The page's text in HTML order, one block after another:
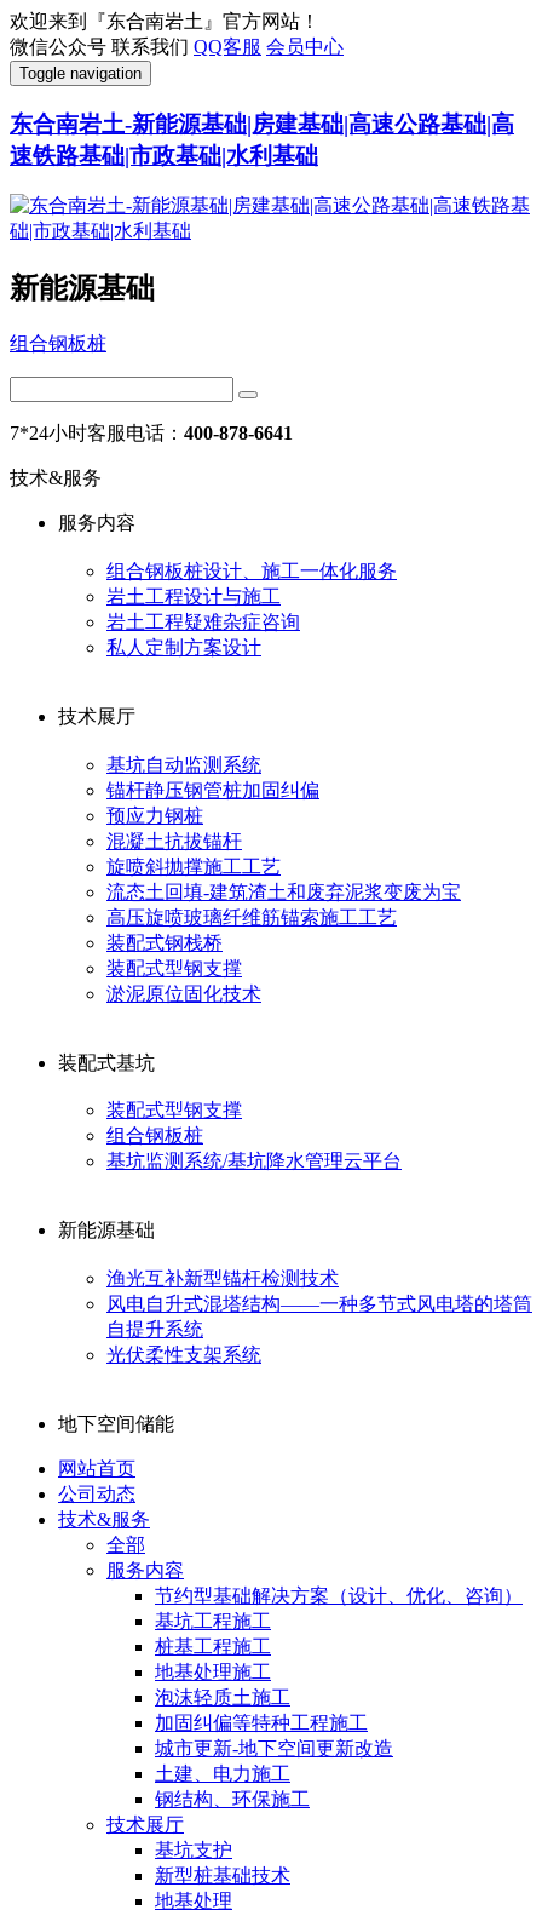
欢迎来到『东合南岩土』官方网站！
微信公众号 联系我们 QQ客服 会员中心
Toggle navigation
东合南岩土-新能源基础|房建基础|高速公路基础|高
速铁路基础|市政基础|水利基础
新能源基础
组合钢板桩
7*24小时客服电话： 400-878-6641
技术&服务
服务内容
组合钢板桩设计、施工一体化服务
岩土工程设计与施工
岩土工程疑难杂症咨询
私人定制方案设计
技术展厅
基坑自动监测系统
锚杆静压钢管桩加固纠偏
预应力钢桩
混凝土抗拔锚杆
旋喷斜抛撑施工工艺
流态土回填-建筑渣土和废弃泥浆变废为宝
高压旋喷玻璃纤维筋锚索施工工艺
装配式钢栈桥
装配式型钢支撑
淤泥原位固化技术
装配式基坑
装配式型钢支撑
组合钢板桩
基坑监测系统/基坑降水管理云平台
新能源基础
渔光互补新型锚杆检测技术
风电自升式混塔结构——一种多节式风电塔的塔筒
自提升系统
光伏柔性支架系统
地下空间储能
网站首页
公司动态
技术&服务
全部
服务内容
节约型基础解决方案（设计、优化、咨询）
基坑工程施工
桩基工程施工
地基处理施工
泡沫轻质土施工
加固纠偏等特种工程施工
城市更新-地下空间更新改造
土建、电力施工
钢结构、环保施工
技术展厅
基坑支护
新型桩基础技术
地基处理